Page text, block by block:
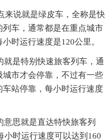
来说就是绿皮车，全称是快
车，通常都是在重点城市
时运行速度是120公里。
就是特别快速旅客列车，通
市才会停靠，不过有一些
站停靠，每小时运行速度
思就是直达特快旅客列
小时运行速度可以达到160